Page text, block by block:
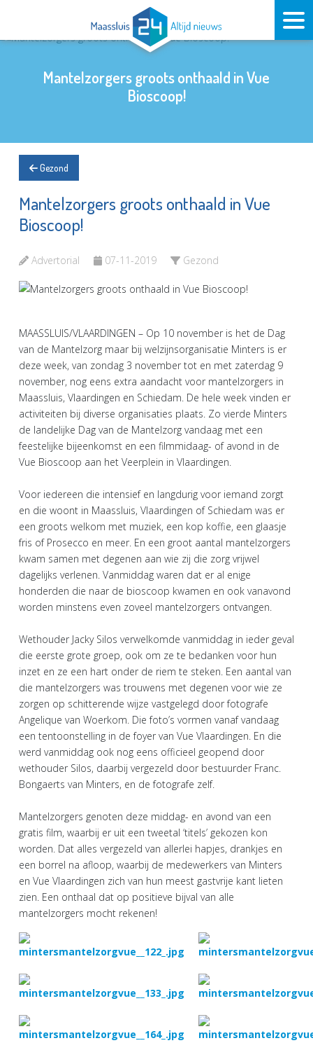
Mantelzorgers groots onthaald in Vue
Bioscoop!
Gezond
Mantelzorgers groots onthaald in Vue
Bioscoop!
Advertorial 07-11-2019 Gezond
MAASSLUIS/VLAARDINGEN – Op 10 november is het de Dag
van de Mantelzorg maar bij welzijnsorganisatie Minters is er
deze week, van zondag 3 november tot en met zaterdag 9
november, nog eens extra aandacht voor mantelzorgers in
Maassluis, Vlaardingen en Schiedam. De hele week vinden er
activiteiten bij diverse organisaties plaats. Zo vierde Minters
de landelijke Dag van de Mantelzorg vandaag met een
feestelijke bijeenkomst en een filmmidaag- of avond in de
Vue Bioscoop aan het Veerplein in Vlaardingen.
Voor iedereen die intensief en langdurig voor iemand zorgt
en die woont in Maassluis, Vlaardingen of Schiedam was er
een groots welkom met muziek, een kop koffie, een glaasje
fris of Prosecco en meer. En een groot aantal mantelzorgers
kwam samen met degenen aan wie zij die zorg vrijwel
dagelijks verlenen. Vanmiddag waren dat er al enige
honderden die naar de bioscoop kwamen en ook vanavond
worden minstens even zoveel mantelzorgers ontvangen.
Wethouder Jacky Silos verwelkomde vanmiddag in ieder geval
die eerste grote groep, ook om ze te bedanken voor hun
inzet en ze een hart onder de riem te steken. Een aantal van
die mantelzorgers was trouwens met degenen voor wie ze
zorgen op schitterende wijze vastgelegd door fotografe
Angelique van Woerkom. Die foto’s vormen vanaf vandaag
een tentoonstelling in de foyer van Vue Vlaardingen. En die
werd vanmiddag ook nog eens officieel geopend door
wethouder Silos, daarbij vergezeld door bestuurder Franc.
Bongaerts van Minters, en de fotografe zelf.
Mantelzorgers genoten deze middag- en avond van een
gratis film, waarbij er uit een tweetal ‘titels’ gekozen kon
worden. Dat alles vergezeld van allerlei hapjes, drankjes en
een borrel na afloop, waarbij de medewerkers van Minters
en Vue Vlaardingen zich van hun meest gastvrije kant lieten
zien. Een onthaal dat op positieve bijval van alle
mantelzorgers mocht rekenen!